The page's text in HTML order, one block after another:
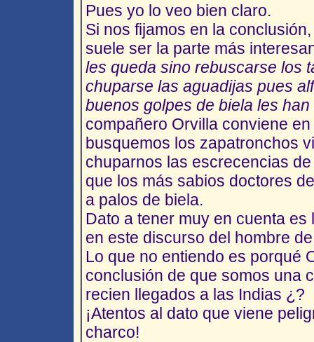
Pues yo lo veo bien claro.
Si nos fijamos en la
suele ser la parte más
les queda sino rebuscarse los
chuparse las aguadijas pues
buenos golpes de biela les
compañero Orvilla conviene
busquemos los zapatronchos
chuparnos las escrecencias
que los más sabios doctores
a palos de biela.
Dato a tener muy en cuenta es
en este discurso del hombre
Lo que no entiendo es porqué
conclusión de que somos una
recien llegados a las Indias ¿?
¡Atentos al dato que viene
charco!